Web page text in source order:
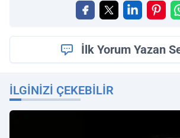
İlk Yorum Yazan
İLGINIZI ÇEKEBILIR